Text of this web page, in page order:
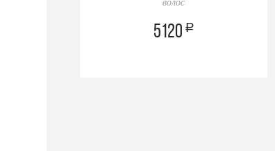
5120 a